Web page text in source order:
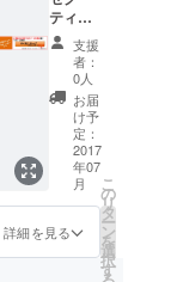
都内を
想定し
ており
ます。
交通費
などは
ご自身
負担と
なりま
す。
キャパ
シティ
の問題
で、時
間制な
どにさ
せてい
ただく
場合が
ござい
ます。
ご了承
くださ
い。
ティブ
プロ
デュー
サー
コー
ス」 ご
希望の
お名前
でのス
テージ
冠表記
権！ ＋
VIPルー
ムルー
支援
者：
0人
お届
け予
定：
2017
年07
月
詳細を見る
こ
の
リ
タ
ー
ン
を
選
択
す